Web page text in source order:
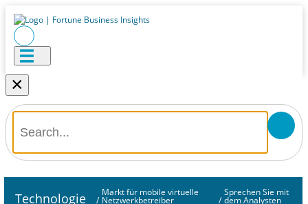
×
Technologie /
Markt für mobile virtuelle
Netzwerkbetreiber /
Sprechen Sie mit
dem Analysten